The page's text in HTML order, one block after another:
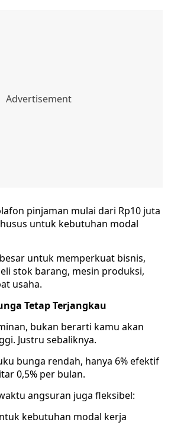
pinjaman mulai dari Rp10 juta
untuk kebutuhan modal
untuk memperkuat bisnis,
stok barang, mesin produksi,
usaha.
Tetap Terjangkau
bukan berarti kamu akan
Justru sebaliknya.
bunga rendah, hanya 6% efektif
0,5% per bulan.
angsuran juga fleksibel:
kebutuhan modal kerja